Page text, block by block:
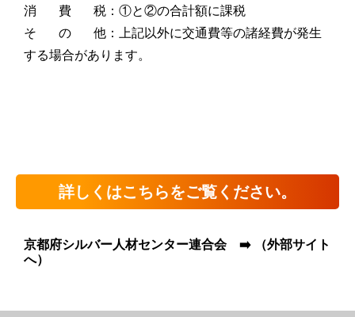
消 費 税：①と②の合計額に課税
そ の 他：上記以外に交通費等の諸経費が発生
する場合があります。
詳しくはこちらをご覧ください。
京都府シルバー人材センター連合会 ➡️ （外部サイト
へ）